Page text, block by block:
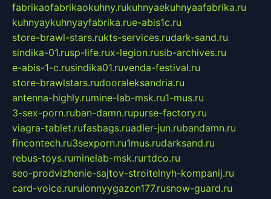
fabrikaofabrikaokuhny.rukuhnyaekuhnyaafabrika.ru
kuhnyaykuhnyayfabrika.rue-abis1c.ru
store-brawl-stars.rukts-services.rudark-sand.ru
sindika-01.rusp-life.rux-legion.rusib-archives.ru
e-abis-1-c.rusindika01.ruvenda-festival.ru
store-brawlstars.rudooraleksandria.ru
antenna-highly.rumine-lab-msk.ru1-mus.ru
3-sex-porn.ruban-damn.rupurse-factory.ru
viagra-tablet.rufasbags.ruadler-jun.rubandamn.ru
fincontech.ru3sexporn.ru1mus.rudarksand.ru
rebus-toys.ruminelab-msk.rurtdco.ru
seo-prodvizhenie-sajtov-stroitelnyh-kompanij.ru
card-voice.rurulonnyygazon177.rusnow-guard.ru